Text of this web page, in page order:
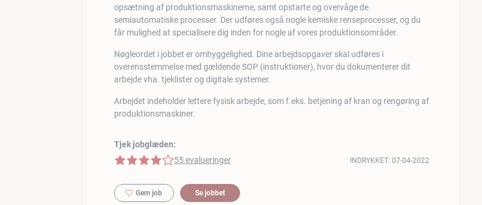
opsætning af produktionsmaskinerne, samt opstarte og overvåge de
semiautomatiske processer. Der udføres også nogle kemiske renseprocesser, og du
får mulighed at specialisere dig inden for nogle af vores produktionsområder.
Nøgleordet i jobbet er omhyggelighed. Dine arbejdsopgaver skal udføres i
overensstemmelse med gældende SOP (instruktioner), hvor du dokumenterer dit
arbejde vha. tjeklister og digitale systemer.
Arbejdet indeholder lettere fysisk arbejde, som f.eks. betjening af kran og rengøring af
produktionsmaskiner.
Tjek jobglæden:
4 af 5 stjerner
55 evalueringer INDRYKKET: 07-04-2022
Gem job Se jobbet